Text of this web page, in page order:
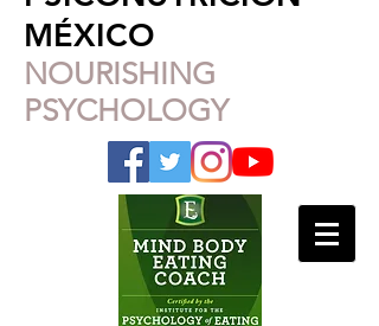
MÉXICO
NOURISHING
PSYCHOLOGY